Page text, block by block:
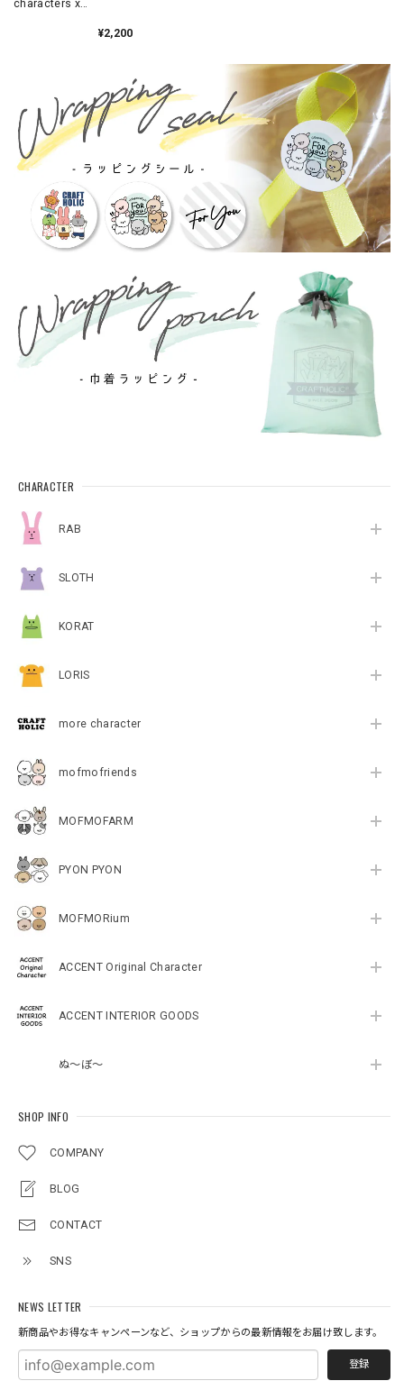
CHARACTER
RAB
SLOTH
KORAT
LORIS
more character
mofmofriends
MOFMOFARM
PYON PYON
MOFMORium
ACCENT Original Character
ACCENT INTERIOR GOODS
ぬ～ぼ～
SHOP INFO
COMPANY
BLOG
CONTACT
SNS
NEWS LETTER
新商品やお得なキャンペーンなど、ショップからの最新情報をお届け致します。
登録
characters x
しフェイスポーチ¥2,200